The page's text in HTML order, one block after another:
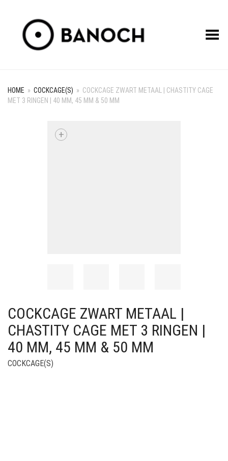
Toggle Menu
HOME » COCKCAGE(S) » COCKCAGE ZWART METAAL | CHASTITY CAGE
MET 3 RINGEN | 40 MM, 45 MM & 50 MM
+
COCKCAGE ZWART METAAL |
CHASTITY CAGE MET 3 RINGEN |
40 MM, 45 MM & 50 MM
COCKCAGE(S)